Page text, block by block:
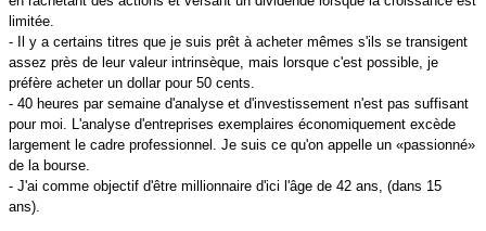
limitée.
- Il y a certains titres que je suis prêt à acheter mêmes s'ils se transigent
assez près de leur valeur intrinsèque, mais lorsque c'est possible, je
préfère acheter un dollar pour 50 cents.
- 40 heures par semaine d'analyse et d'investissement n'est pas suffisant
pour moi. L'analyse d'entreprises exemplaires économiquement excède
largement le cadre professionnel. Je suis ce qu'on appelle un «passionné»
de la bourse.
- J'ai comme objectif d'être millionnaire d'ici l'âge de 42 ans, (dans 15
ans).